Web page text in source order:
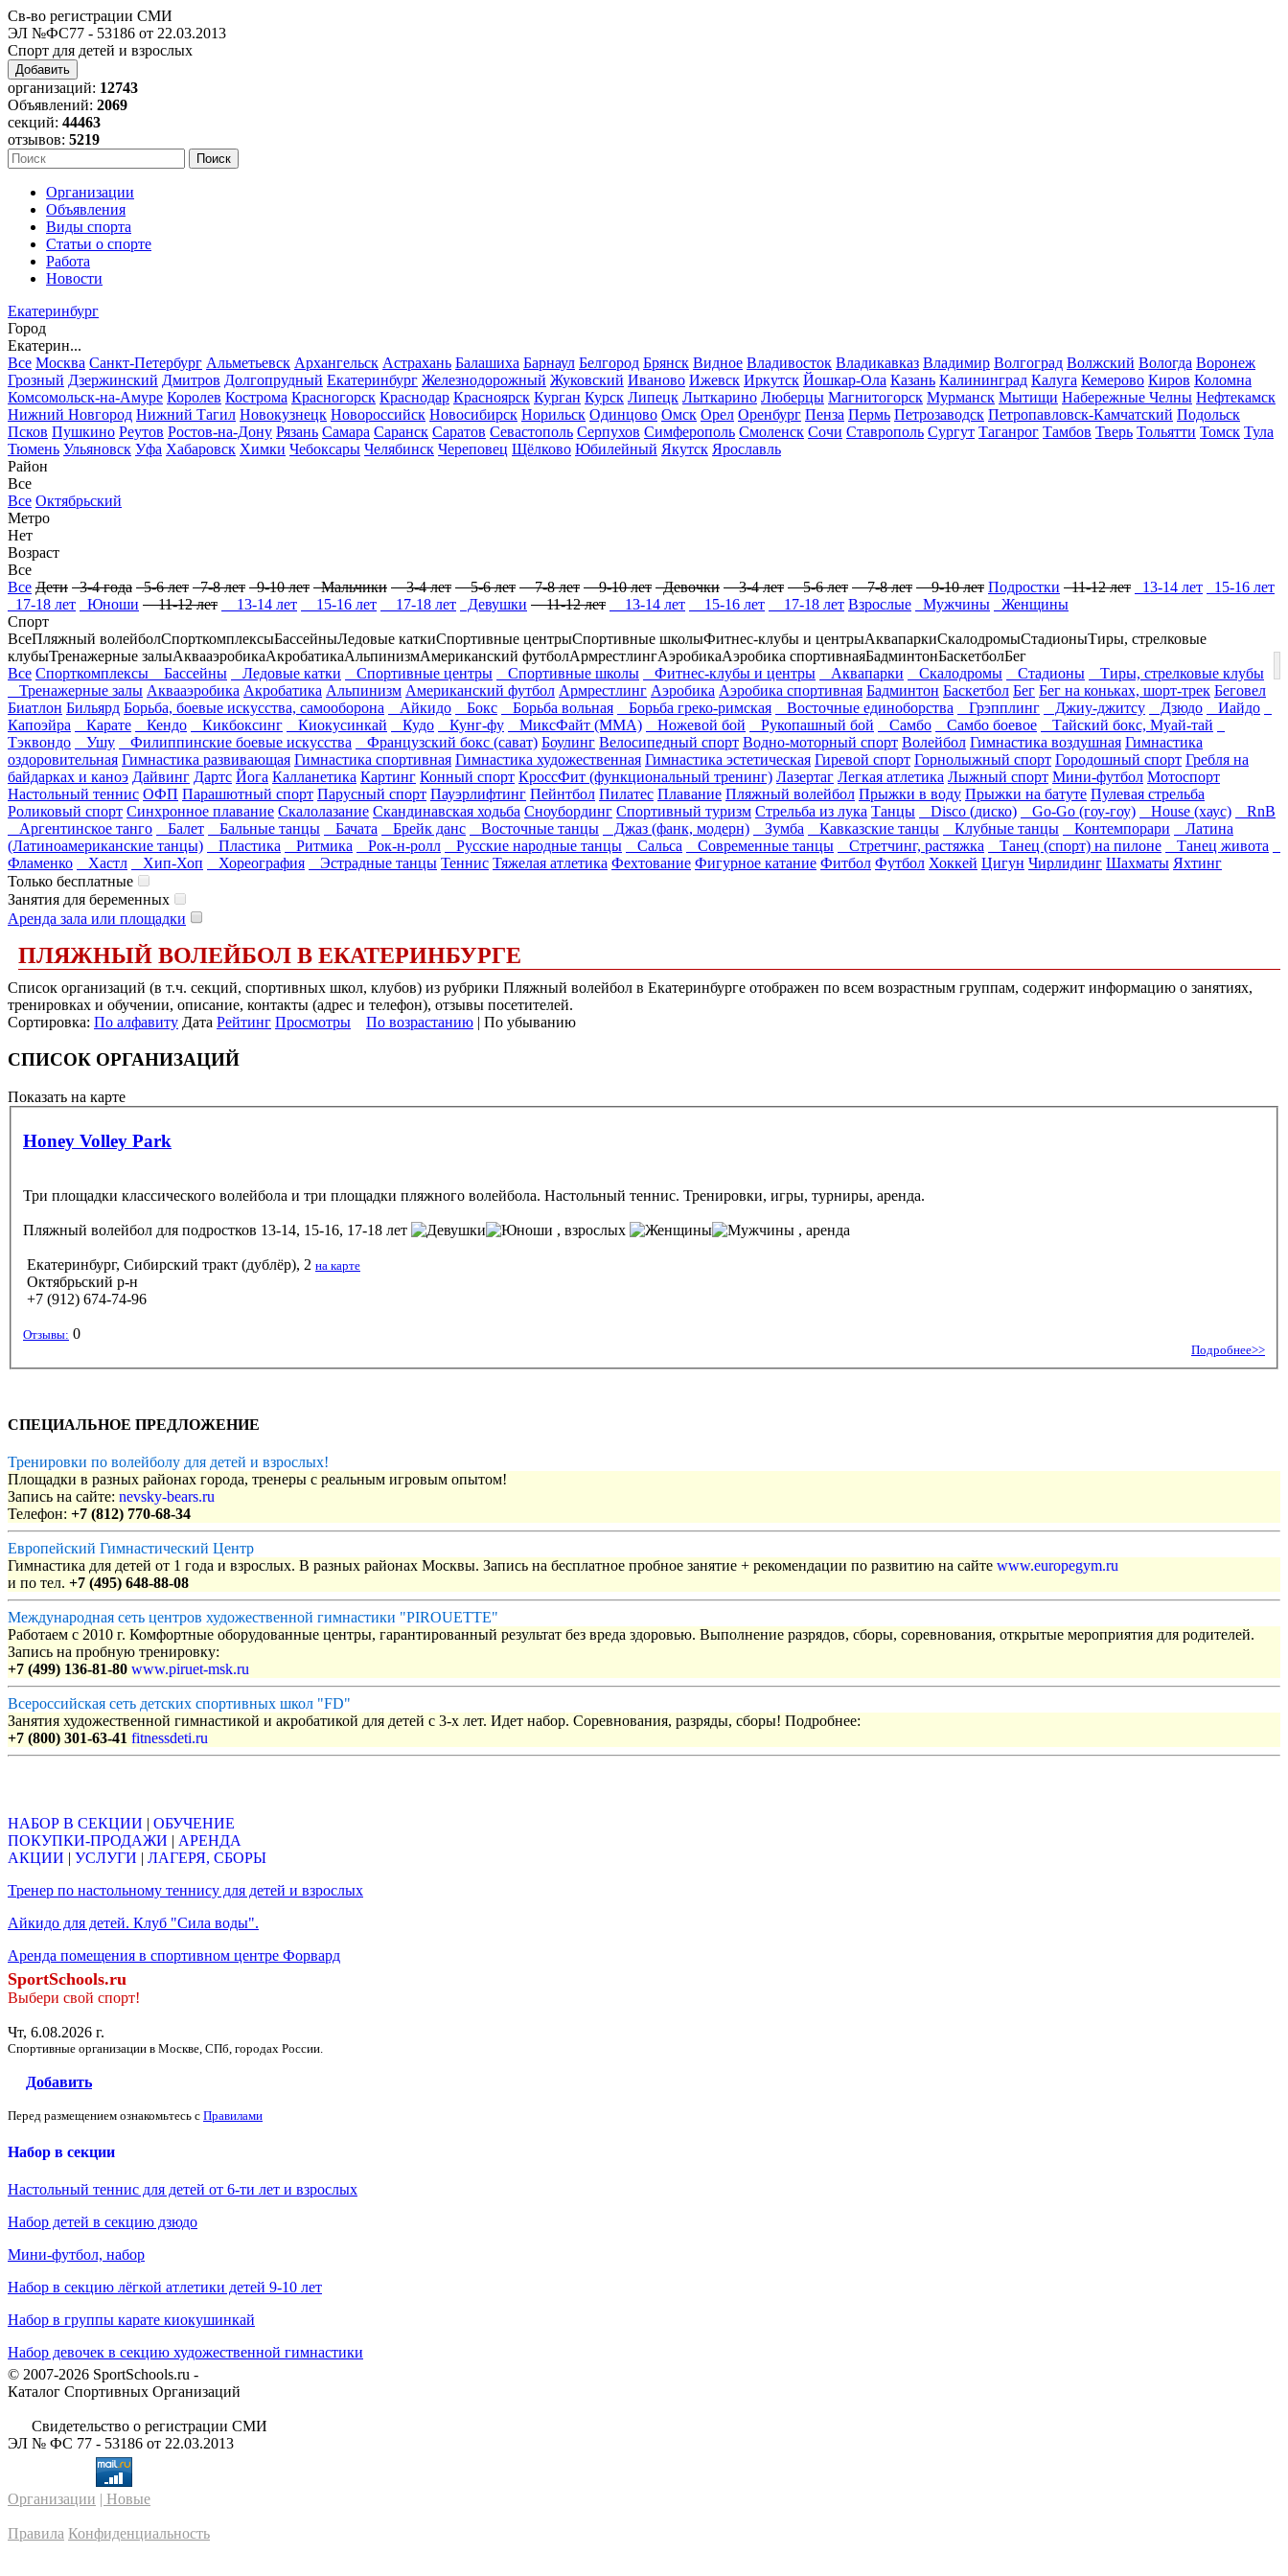
Св-во регистрации СМИ
ЭЛ №ФС77 - 53186 от 22.03.2013
Спорт для детей и взрослых
Добавить
организаций: 12743
Объявлений: 2069
секций: 44463
отзывов: 5219
Организации
Объявления
Виды спорта
Статьи о спорте
Работа
Новости
Екатеринбург
Город
Екатерин...
Все Москва Санкт-Петербург Альметьевск Архангельск Астрахань Балашиха Барнаул Белгород Брянск Видное Владивосток Владикавказ Владимир Волгоград Волжский Вологда Воронеж
Грозный Дзержинский Дмитров Долгопрудный Екатеринбург Железнодорожный Жуковский Иваново Ижевск Иркутск Йошкар-Ола Казань Калининград Калуга Кемерово Киров Коломна
Комсомольск-на-Амуре Королев Кострома Красногорск Краснодар Красноярск Курган Курск Липецк Лыткарино Люберцы Магнитогорск Мурманск Мытищи Набережные Челны Нефтекамск
Нижний Новгород Нижний Тагил Новокузнецк Новороссийск Новосибирск Норильск Одинцово Омск Орел Оренбург Пенза Пермь Петрозаводск Петропавловск-Камчатский Подольск
Псков Пушкино Реутов Ростов-на-Дону Рязань Самара Саранск Саратов Севастополь Серпухов Симферополь Смоленск Сочи Ставрополь Сургут Таганрог Тамбов Тверь Тольятти Томск Тула
Тюмень Ульяновск Уфа Хабаровск Химки Чебоксары Челябинск Череповец Щёлково Юбилейный Якутск Ярославль
Район
Все
Все Октябрьский
Метро
Нет
Возраст
Все
Все Дети 3-4 года 5-6 лет 7-8 лет 9-10 лет Мальчики 3-4 лет 5-6 лет 7-8 лет 9-10 лет Девочки 3-4 лет 5-6 лет 7-8 лет 9-10 лет Подростки 11-12 лет 13-14 лет
15-16 лет
17-18 лет
Юноши 11-12 лет 13-14 лет 15-16 лет 17-18 лет Девушки 11-12 лет 13-14 лет 15-16 лет 17-18 лет Взрослые Мужчины
Женщины
Спорт
ВсеПляжный волейболСпорткомплексыБассейныЛедовые каткиСпортивные центрыСпортивные школыФитнес-клубы и центрыАквапаркиСкалодромыСтадионыТиры, стрелковые
клубыТренажерные залыАквааэробикаАкробатикаАльпинизмАмериканский футболАрмрестлингАэробикаАэробика спортивнаяБадминтонБаскетболБег
Все Спорткомплексы Бассейны Ледовые катки Спортивные центры Спортивные школы Фитнес-клубы и центры Аквапарки Скалодромы Стадионы
Тиры, стрелковые клубы
Тренажерные залы Аквааэробика Акробатика Альпинизм Американский футбол Армрестлинг Аэробика Аэробика спортивная Бадминтон Баскетбол Бег Бег на коньках, шорт-трек Беговел
Биатлон Бильярд Борьба, боевые искусства, самооборона Айкидо Бокс Борьба вольная Борьба греко-римская Восточные единоборства Грэпплинг Джиу-джитсу Дзюдо
Иайдо
Капоэйра
Карате Кендо Кикбоксинг Киокусинкай Кудо Кунг-фу МиксФайт (ММА) Ножевой бой Рукопашный бой Самбо Самбо боевое
Тайский бокс, Муай-тай
Тэквондо
Ушу Филиппинские боевые искусства Французский бокс (сават) Боулинг Велосипедный спорт Водно-моторный спорт Волейбол Гимнастика воздушная Гимнастика
оздоровительная Гимнастика развивающая Гимнастика спортивная Гимнастика художественная Гимнастика эстетическая Гиревой спорт Горнолыжный спорт Городошный спорт Гребля на
байдарках и каноэ Дайвинг Дартс Йога Калланетика Картинг Конный спорт КроссФит (функциональный тренинг) Лазертаг Легкая атлетика Лыжный спорт Мини-футбол Мотоспорт
Настольный теннис ОФП Парашютный спорт Парусный спорт Пауэрлифтинг Пейнтбол Пилатес Плавание Пляжный волейбол Прыжки в воду Прыжки на батуте Пулевая стрельба
Роликовый спорт Синхронное плавание Скалолазание Скандинавская ходьба Сноубординг Спортивный туризм Стрельба из лука Танцы Disco (диско) Go-Go (гоу-гоу) House (хаус)
RnB
Аргентинское танго
Балет Бальные танцы Бачата Брейк данс Восточные танцы Джаз (фанк, модерн) Зумба Кавказские танцы Клубные танцы Контемпорари
Латина
(Латиноамериканские танцы)
Пластика Ритмика Рок-н-ролл Русские народные танцы Сальса Современные танцы Стретчинг, растяжка Танец (спорт) на пилоне
Танец живота
Фламенко
Хастл Хип-Хоп Хореография Эстрадные танцы Теннис Тяжелая атлетика Фехтование Фигурное катание Фитбол Футбол Хоккей Цигун Чирлидинг Шахматы Яхтинг
Только бесплатные
Занятия для беременных
Аренда зала или площадки
ПЛЯЖНЫЙ ВОЛЕЙБОЛ В ЕКАТЕРИНБУРГЕ
Список организаций (в т.ч. секций, спортивных школ, клубов) из рубрики Пляжный волейбол в Екатеринбурге отображен по всем возрастным группам, содержит информацию о занятиях,
тренировках и обучении, описание, контакты (адрес и телефон), отзывы посетителей.
Сортировка: По алфавиту Дата Рейтинг Просмотры По возрастанию | По убыванию
СПИСОК ОРГАНИЗАЦИЙ
Показать на карте
Honey Volley Park
Три площадки классического волейбола и три площадки пляжного волейбола. Настольный теннис. Тренировки, игры, турниры, аренда.
Пляжный волейбол для подростков 13-14, 15-16, 17-18 лет , взрослых , аренда
Екатеринбург, Сибирский тракт (дублёр), 2 на карте
Октябрьский р-н
+7 (912) 674-74-96
Отзывы: 0
Подробнее>>
СПЕЦИАЛЬНОЕ ПРЕДЛОЖЕНИЕ
Тренировки по волейболу для детей и взрослых!
Площадки в разных районах города, тренеры с реальным игровым опытом!
Запись на сайте: nevsky-bears.ru
Телефон: +7 (812) 770-68-34
Европейский Гимнастический Центр
Гимнастика для детей от 1 года и взрослых. В разных районах Москвы. Запись на бесплатное пробное занятие + рекомендации по развитию на сайте www.europegym.ru
и по тел. +7 (495) 648-88-08
Международная сеть центров художественной гимнастики "PIROUETTE"
Работаем с 2010 г. Комфортные оборудованные центры, гарантированный результат без вреда здоровью. Выполнение разрядов, сборы, соревнования, открытые мероприятия для родителей.
Запись на пробную тренировку:
+7 (499) 136-81-80 www.piruet-msk.ru
Всероссийская сеть детских спортивных школ "FD"
Занятия художественной гимнастикой и акробатикой для детей с 3-х лет. Идет набор. Соревнования, разряды, сборы! Подробнее:
+7 (800) 301-63-41 fitnessdeti.ru
НАБОР В СЕКЦИИ | ОБУЧЕНИЕ
ПОКУПКИ-ПРОДАЖИ | АРЕНДА
АКЦИИ | УСЛУГИ | ЛАГЕРЯ, СБОРЫ
Тренер по настольному теннису для детей и взрослых
Айкидо для детей. Клуб "Сила воды".
Аренда помещения в спортивном центре Форвард
SportSchools.ru
Выбери свой спорт!
Чт, 6.08.2026 г.
Спортивные организации в Москве, СПб, городах России.
Добавить
Перед размещением ознакомьтесь с Правилами
Набор в секции
Настольный теннис для детей от 6-ти лет и взрослых
Набор детей в секцию дзюдо
Мини-футбол, набор
Набор в секцию лёгкой атлетики детей 9-10 лет
Набор в группы карате киокушинкай
Набор девочек в секцию художественной гимнастики
© 2007-2026 SportSchools.ru -
Каталог Спортивных Организаций
Свидетельство о регистрации СМИ
ЭЛ № ФС 77 - 53186 от 22.03.2013
Организации | Новые
Правила Конфиденциальность